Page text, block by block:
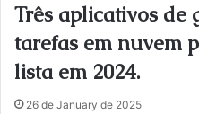
Três aplicativos de
tarefas em nuvem
lista em 2024.
26 de January de 2025